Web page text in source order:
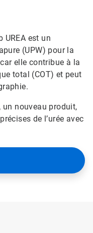
UREA est un
(UPW) pour la
elle contribue à la
total (COT) et peut
un nouveau produit,
de l’urée avec